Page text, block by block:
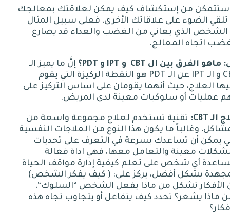
ستتمكن من إستكشاف كيف يمكن لعلاقتك بمعالجك
تلقي الضوء على علاقاتك الأخرى، فعلى سبيل المثال
الشخص الذي يعاني من الغضب والعداء قد يصارع
اتجاه المعالج.
: ماهو الفرق بين ال و و ؟ إنَّ ما يميز الـ
و الـIPT عن الـPDT
هو النقطة الركيزة التي يقوم
العلاج، حيث أنهما يقومان على اساس التركيز على
عمليات أو سلوكيات معينة لدى المريض.
الـCBT:
تقنية تستخدم لعلاج مجموعة واسعة من
وغالباً ما يكون هذا النوع من العلاجات النفسية
يمكن أن تساعدك بسرعة في التعرف على تحديات
معينة والتعامل معها، فهي اداة فعالة
أي شخص على تعلم كيفية إدارة مواقف الحياة
بشكل أفضل، يركز على: ( كيف يفكر الشخص)
الأفكار تشكل من ماذا يفعل الشخص “السلوك“،
ماذا يشعر؟ تحدد كيف يتفاعل أو يتجاوب تجاه هذه